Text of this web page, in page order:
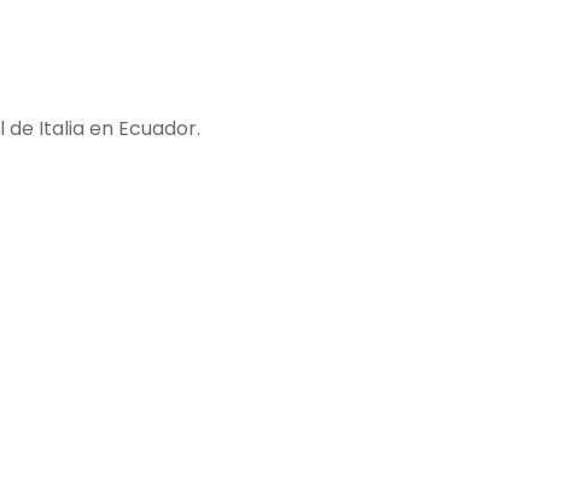
de Italia en Ecuador.